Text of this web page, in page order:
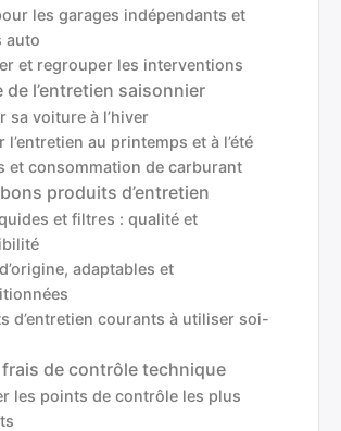
les garages indépendants et
auto
et regrouper les interventions
l’entretien saisonnier
sa voiture à l’hiver
l’entretien au printemps et à l’été
et consommation de carburant
produits d’entretien
et filtres : qualité et
adaptables et
d’entretien courants à utiliser soi-
frais de contrôle technique
les points de contrôle les plus